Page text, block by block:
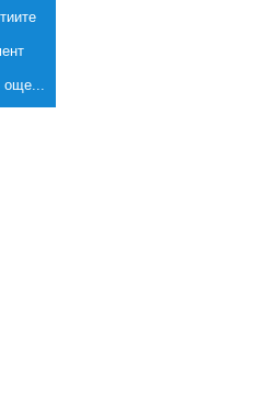
още...